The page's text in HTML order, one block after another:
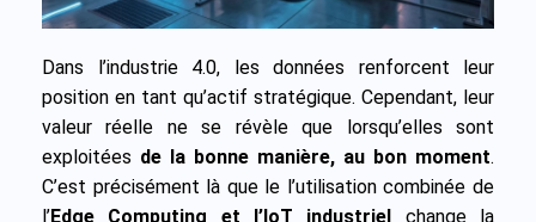
Dans l’industrie 4.0, les données renforcent leur
position en tant qu’actif stratégique. Cependant, leur
valeur réelle ne se révèle que lorsqu’elles sont
exploitées de la bonne manière, au bon moment.
C’est précisément là que le l’utilisation combinée de
l’Edge Computing et l’IoT industriel change la